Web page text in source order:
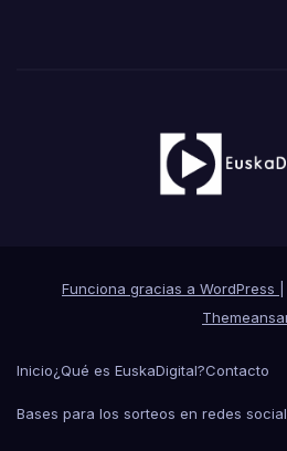
Funciona gracias a WordPress
Inicio¿Qué es EuskaDigital?Contacto
Bases para los sorteos en redes